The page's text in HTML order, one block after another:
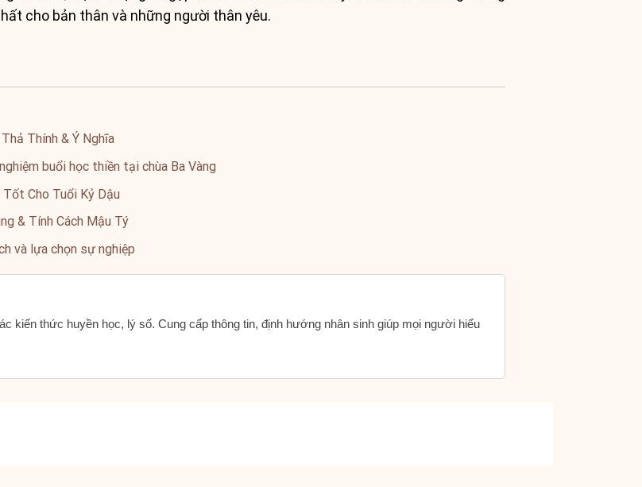
cho bản thân và những người thân yêu.
Thính & Ý Nghĩa
buổi học thiền tại chùa Ba Vàng
Cho Tuổi Kỷ Dậu
& Tính Cách Mậu Tý
và lựa chọn sự nghiệp
kiến thức huyền học, lý số. Cung cấp thông tin, định hướng nhân sinh giúp mọi người hiểu